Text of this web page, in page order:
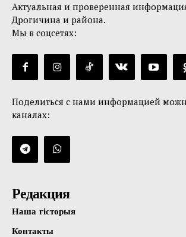
Актуальная и проверенная
Дрогичина и района.
Мы в соцсетях:
Поделиться с нами информацией
каналах:
Редакция
Наша гісторыя
Контакты